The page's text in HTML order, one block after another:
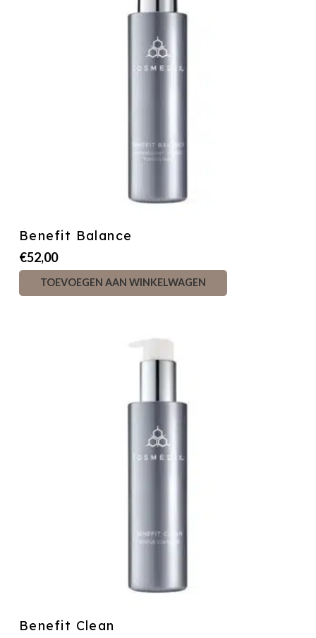
Benefit Balance
€52,00
TOEVOEGEN AAN WINKELWAGEN
Benefit Clean